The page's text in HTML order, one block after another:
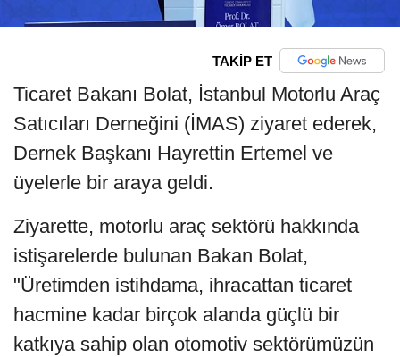
TAKİP ET
Ticaret Bakanı Bolat, İstanbul Motorlu Araç
Satıcıları Derneğini (İMAS) ziyaret ederek,
Dernek Başkanı Hayrettin Ertemel ve
üyelerle bir araya geldi.
Ziyarette, motorlu araç sektörü hakkında
istişarelerde bulunan Bakan Bolat,
"Üretimden istihdama, ihracattan ticaret
hacmine kadar birçok alanda güçlü bir
katkıya sahip olan otomotiv sektörümüzün